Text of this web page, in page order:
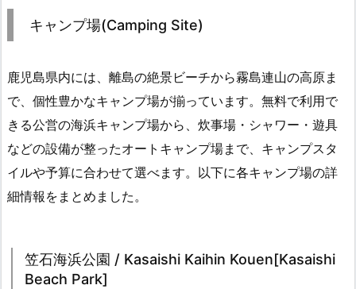
キャンプ場(Camping Site)
鹿児島県内には、離島の絶景ビーチから霧島連山の高原ま
で、個性豊かなキャンプ場が揃っています。無料で利用で
きる公営の海浜キャンプ場から、炊事場・シャワー・遊具
などの設備が整ったオートキャンプ場まで、キャンプスタ
イルや予算に合わせて選べます。以下に各キャンプ場の詳
細情報をまとめました。
笠石海浜公園 / Kasaishi Kaihin Kouen[Kasaishi
Beach Park]